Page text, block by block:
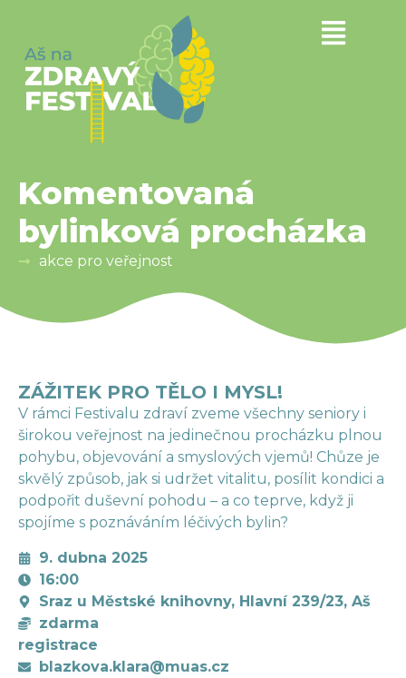
Komentovaná
bylinková procházka
akce pro veřejnost
ZÁŽITEK PRO TĚLO I MYSL!
V rámci Festivalu zdraví zveme všechny seniory i
širokou veřejnost na jedinečnou procházku plnou
pohybu, objevování a smyslových vjemů! Chůze je
skvělý způsob, jak si udržet vitalitu, posílit kondici a
podpořit duševní pohodu – a co teprve, když ji
spojíme s poznáváním léčivých bylin?
9. dubna 2025
16:00
Sraz u Městské knihovny, Hlavní 239/23, Aš
zdarma
registrace
blazkova.klara@muas.cz